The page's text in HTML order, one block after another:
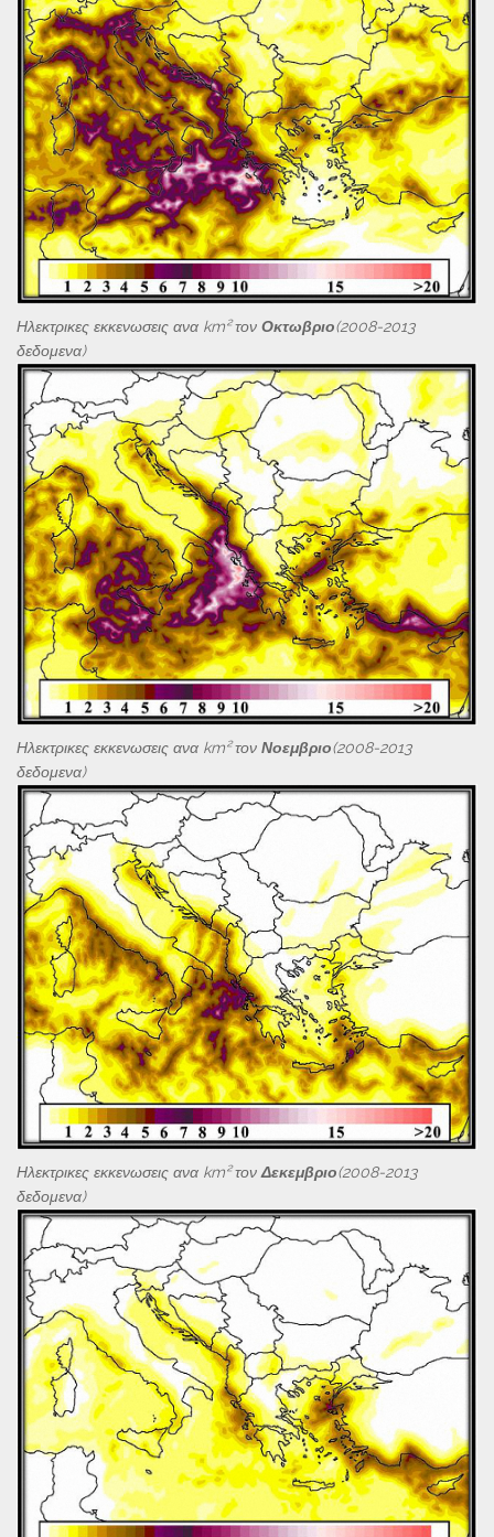
Ηλεκτρικες εκκενωσεις ανα km² τον Οκτωβριο(2008-2013
δεδομενα)
Ηλεκτρικες εκκενωσεις ανα km² τον Νοεμβριο(2008-2013
δεδομενα)
Ηλεκτρικες εκκενωσεις ανα km² τον Δεκεμβριο(2008-2013
δεδομενα)